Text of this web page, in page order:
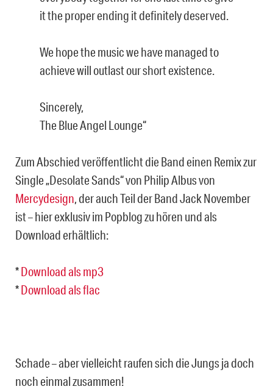
it the proper ending it definitely deserved.
We hope the music we have managed to
achieve will outlast our short existence.
Sincerely,
The Blue Angel Lounge“
Zum Abschied veröffentlicht die Band einen Remix zur
Single „Desolate Sands“ von Philip Albus von
Mercydesign, der auch Teil der Band Jack November
ist – hier exklusiv im Popblog zu hören und als
Download erhältlich:
*Download als mp3
*Download als flac
Schade – aber vielleicht raufen sich die Jungs ja doch
noch einmal zusammen!